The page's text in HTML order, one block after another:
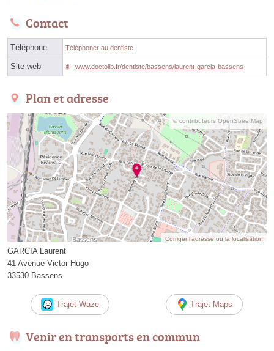
Contact
Téléphone Téléphoner au dentiste
Site web www.doctolib.fr/dentiste/bassens/laurent-garcia-bassens
Plan et adresse
© contributeurs OpenStreetMap
Corriger l’adresse ou la localisation
GARCIA Laurent
41 Avenue Victor Hugo
33530 Bassens
Trajet Waze Trajet Maps
Venir en transports en commun